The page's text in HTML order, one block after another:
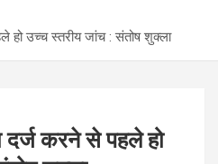
हो उच्च स्तरीय जांच : संतोष शुक्ला
दर्ज करने से पहले हो